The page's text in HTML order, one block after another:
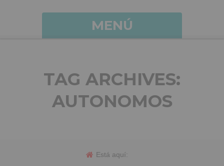
MENÚ
TAG ARCHIVES:
AUTONOMOS
Está aquí: